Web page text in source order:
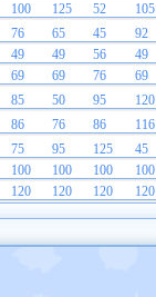
100 125 52 105
76 65 45 92
49 49 56 49
69 69 76 69
85 50 95 120
86 76 86 116
75 95 125 45
100 100 100 100
120 120 120 120